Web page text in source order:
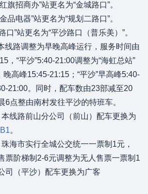
旗招商办”站更名为“金城路口”。
品电器”站更名为“规划二路口”。
口”站更名为“平沙路口（普乐美）”。
线路调整为早晚高峰运行，服务时间由
，“平沙”5:40-21:00调整为“海虹总站”
高峰15:45-21:15；“平沙”早高峰5:40-
21:00。同时，配车数由23部减至20
6点整由南村发往平沙的特班车。
线路前山分公司（前山）配车更换为
。
海市实行全城公交统一一票制1元，
票阶梯制2-6元调整为无人售票一票制1
司（平沙）配车更换为广客